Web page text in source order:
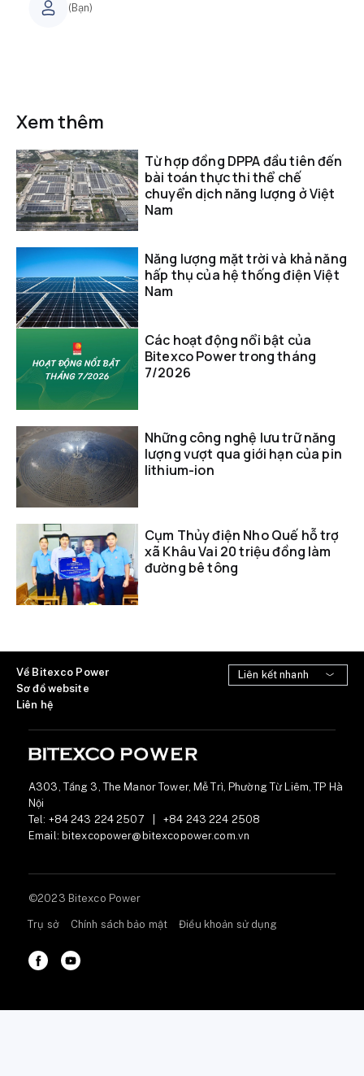
(Bạn)
Xem thêm
Từ hợp đồng DPPA đầu tiên đến
bài toán thực thi thể chế
chuyển dịch năng lượng ở Việt
Nam
Năng lượng mặt trời và khả năng
hấp thụ của hệ thống điện Việt
Nam
Các hoạt động nổi bật của
Bitexco Power trong tháng
7/2026
Những công nghệ lưu trữ năng
lượng vượt qua giới hạn của pin
lithium-ion
Cụm Thủy điện Nho Quế hỗ trợ
xã Khâu Vai 20 triệu đồng làm
đường bê tông
Về Bitexco Power
Sơ đồ website
Liên hệ
A303, Tầng 3, The Manor Tower, Mễ Trì, Phường Từ Liêm, TP Hà
Nội
Tel: +84 243 224 2507
+84 243 224 2508
Email: bitexcopower@bitexcopower.com.vn
©2023 Bitexco Power
Trụ sở Chính sách bảo mật Điều khoản sử dụng